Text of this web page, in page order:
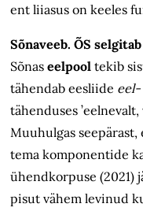
ent liiasus on keeles
Sõnaveeb. ÕS
Sõnaseelpool tekib
tähendab eesliide eel-
tähenduses
Muuhulgas seepärast,
tema komponentide
ühendkorpuse (2021)
pisut vähem levinud